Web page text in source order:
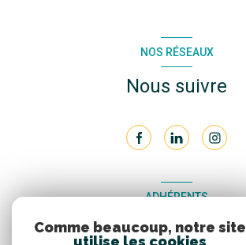
NOS RÉSEAUX
Nous suivre
ADHÉRENTS
Nous adhérons
Comme beaucoup, notre site
utilise les cookies